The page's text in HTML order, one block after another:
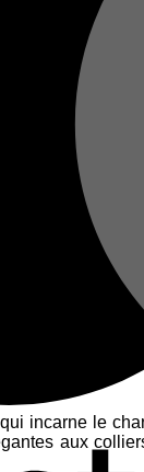
incarne le
aux